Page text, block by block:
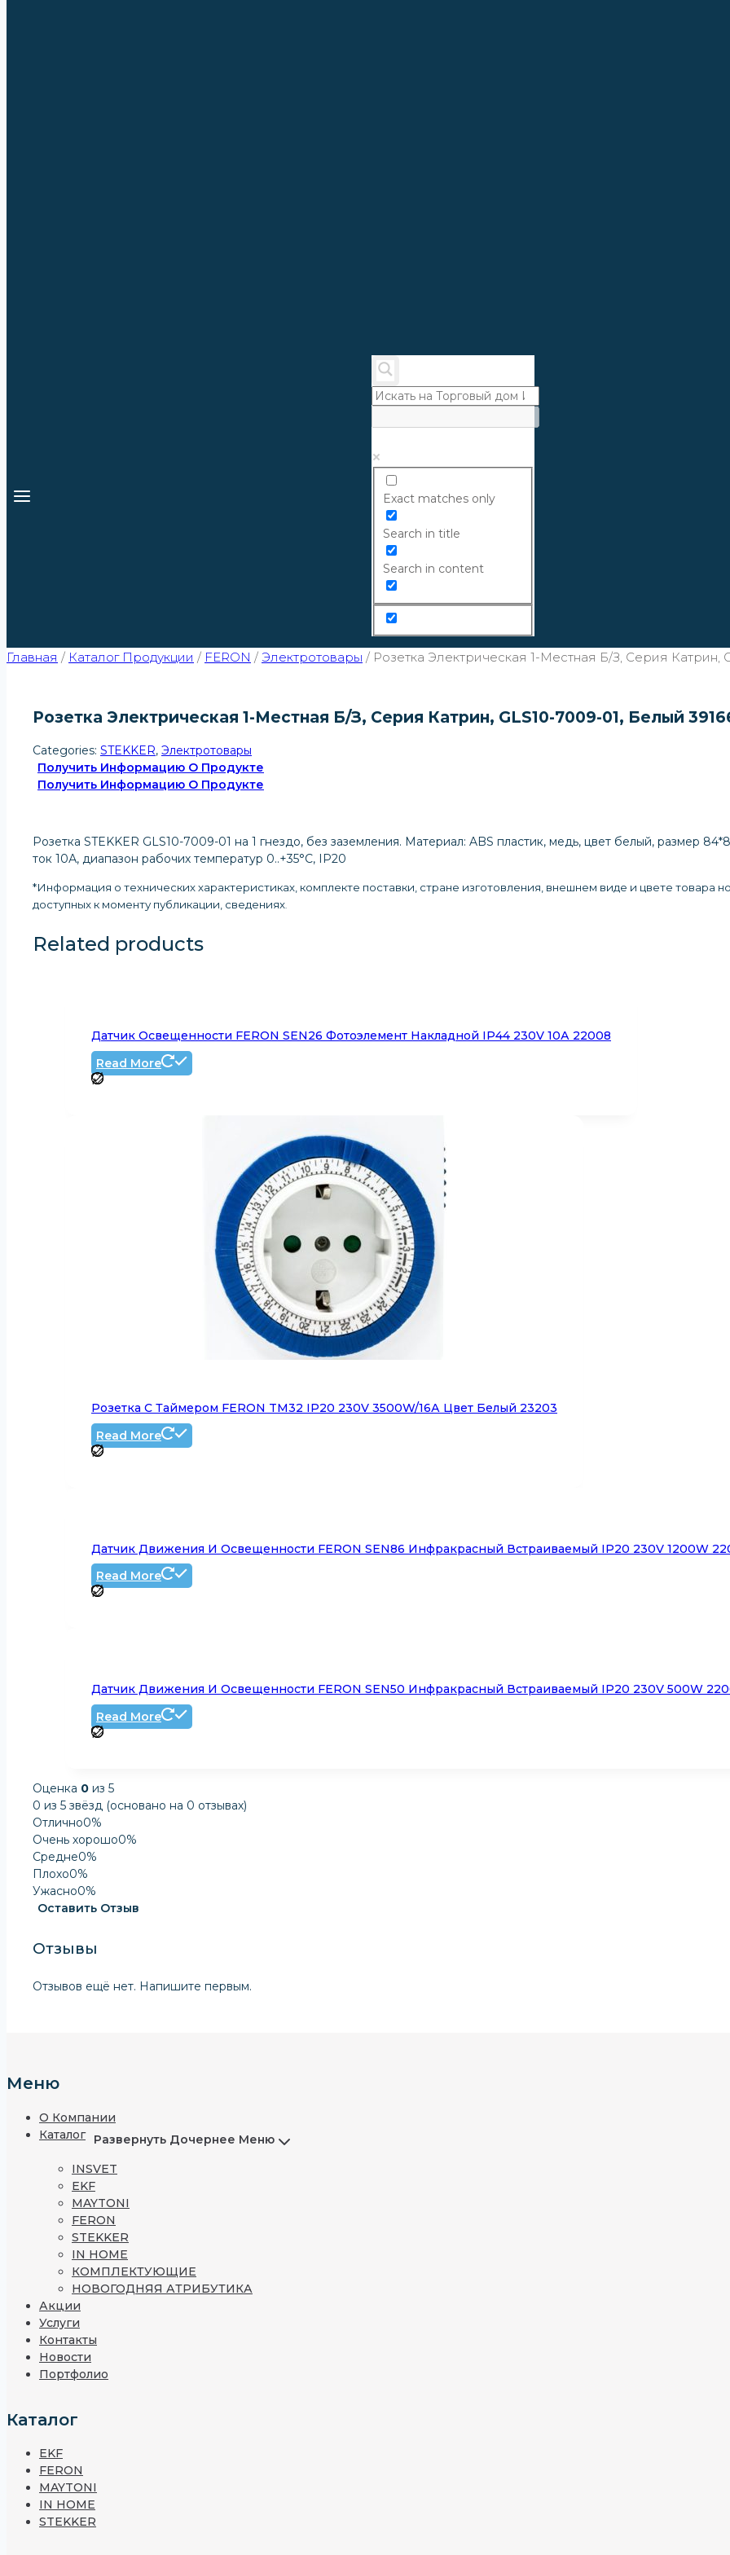
Exact matches only
Search in title
Search in content
Главная / Каталог Продукции / FERON / Электротовары / Розетка Электрическая 1-Местная Б/з, Серия Катрин,
Розетка Электрическая 1-Местная Б/з, Серия Катрин, GLS10-7009-01, Белый
Categories: STEKKER, Электротовары
Получить Информацию О Продукте
Получить Информацию О Продукте
Розетка STEKKER GLS10-7009-01 на 1 гнездо, без заземления. Материал: ABS пластик, медь, цвет белый, размер
ток 10А, диапазон рабочих температур 0..+35°C, IP20
*Информация о технических характеристиках, комплекте поставки, стране изготовления, внешнем виде и цвете товара
доступных к моменту публикации, сведениях.
Related products
Датчик Освещенности FERON SEN26 Фотоэлемент Накладной IP44 230V 10А 22008
Read More
Розетка С Таймером FERON TM32 IP20 230V 3500W/16А Цвет Белый 23203
Read More
Датчик Движения И Освещенности FERON SEN86 Инфракрасный Встраиваемый IP20 230V 1200W
Read More
Датчик Движения И Освещенности FERON SEN50 Инфракрасный Встраиваемый IP20 230V 500W
Read More
Оценка 0 из 5
0 из 5 звёзд (основано на 0 отзывах)
Отлично0%
Очень хорошо0%
Средне0%
Плохо0%
Ужасно0%
Оставить Отзыв
Отзывы
Отзывов ещё нет. Напишите первым.
Меню
О Компании
Каталог
Развернуть Дочернее Меню
INSVET
EKF
MAYTONI
FERON
STEKKER
IN HOME
КОМПЛЕКТУЮЩИЕ
НОВОГОДНЯЯ АТРИБУТИКА
Акции
Услуги
Контакты
Новости
Портфолио
Каталог
EKF
FERON
MAYTONI
IN HOME
STEKKER